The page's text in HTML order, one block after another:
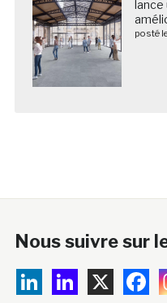
lance
posté
Nous suivre sur